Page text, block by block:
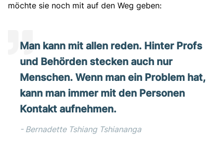
möchte sie noch mit auf den Weg geben:
Man kann mit allen reden. Hinter Profs
und Behörden stecken auch nur
Menschen. Wenn man ein Problem hat,
kann man immer mit den Personen
Kontakt aufnehmen.
Bernadette Tshiang Tshiananga